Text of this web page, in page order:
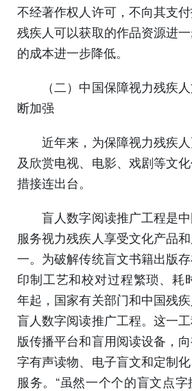
不经著作权人许可，不向其支
残疾人可以获取的作品资源进
的成本进一步降低。
（二）中国保障视力残疾人
断加强
近年来，为保障视力残疾人
及欣赏电视、电影、戏剧等文
措接连出台。
盲人数字阅读推广工程是中
服务视力残疾人享受文化产品
一。为破解传统盲文书籍出版存
印制工艺和校对过程繁琐、耗
年起，国家有关部门和中国残
盲人数字阅读推广工程。这一
版传播平台和盲用阅读设备，
字有声读物、电子盲文和定制
服务。“虽然一个个的盲文点